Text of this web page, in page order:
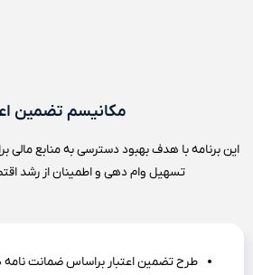
مکانیسم تضمین
این برنامه با هدف بهبود دسترسی به منابع
تسهیل وام دهی و اطمینان از رشد
طرح تضمین اعتبار براساس ضمانت